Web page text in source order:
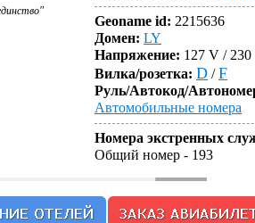
Geoname id: 2215636
Домен: LY
Напряжение: 127 V /
Вилка/розетка: D /F
Руль/Автокод/
Автомобильные номера
Номера экстренных
Общий номер - 193